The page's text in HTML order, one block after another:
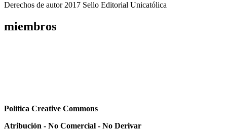
Derechos de autor 2017 Sello Editorial Unicatólica
miembros
Polìtica Creative Commons
Atribución - No Comercial - No Derivar